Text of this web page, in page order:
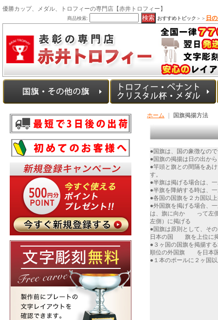
優勝カップ、メダル、トロフィーの専門店【赤井トロフィー】
商品検索: おすすめトピック ＞＞ 日
ホーム 国旗掲揚方法
●国旗は、国の象徴なの
●国旗の掲揚は日の出か
●竿頭と旗との間隔をあ
す。
●半旗は掲げる場合は、
●半旗を降納する時は、
●各国の国旗を２カ国以
●外国旗を掲げる場合、
は、旗に向か って左側
左側）に掲げる
●国旗は原則として、そ
日本の国 旗を上位に
●３ヶ国の国旗を掲揚す
順位の外国旗 を日本国
●１本のポールに２ヶ国